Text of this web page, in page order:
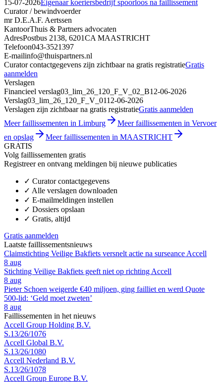
15-07-2026Eigenaar koeriersbedrijf spoorloos na faillissement
Curator / bewindvoerder
mr D.E.A.F. Aertssen
KantoorThuis & Partners advocaten
AdresPostbus 2138, 6201CA MAASTRICHT
Telefoon043-3521397
E-mailinfo@thuispartners.nl
Curator contactgegevens zijn zichtbaar na gratis registratieGratis
aanmelden
Verslagen
Financieel verslag03_lim_26_120_F_V_02_B12-06-2026
Verslag03_lim_26_120_F_V_0112-06-2026
Verslagen zijn zichtbaar na gratis registratieGratis aanmelden
Meer faillissementen in Limburg
Meer faillissementen in Vervoer
en opslag
Meer faillissementen in MAASTRICHT
GRATIS
Volg faillissementen gratis
Registreer en ontvang meldingen bij nieuwe publicaties
✓ Curator contactgegevens
✓ Alle verslagen downloaden
✓ E-mailmeldingen instellen
✓ Dossiers opslaan
✓ Gratis, altijd
Gratis aanmelden
Laatste faillissementsnieuws
Claimstichting Veilige Bakfiets versnelt actie na surseance Accell
8 aug
Stichting Veilige Bakfiets geeft niet op richting Accell
8 aug
Pieter Schoen weigerde €40 miljoen, ging failliet en werd Quote
500-lid: ‘Geld moet zweten’
8 aug
Faillissementen in het nieuws
Accell Group Holding B.V.
S.13/26/1076
Accell Global B.V.
S.13/26/1080
Accell Nederland B.V.
S.13/26/1078
Accell Group Europe B.V.